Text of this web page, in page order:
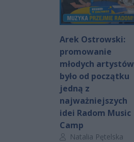
Arek Ostrowski:
promowanie
młodych artystów
było od początku
jedną z
najważniejszych
idei Radom Music
Camp
Autor artykułu:
Natalia Pętelska